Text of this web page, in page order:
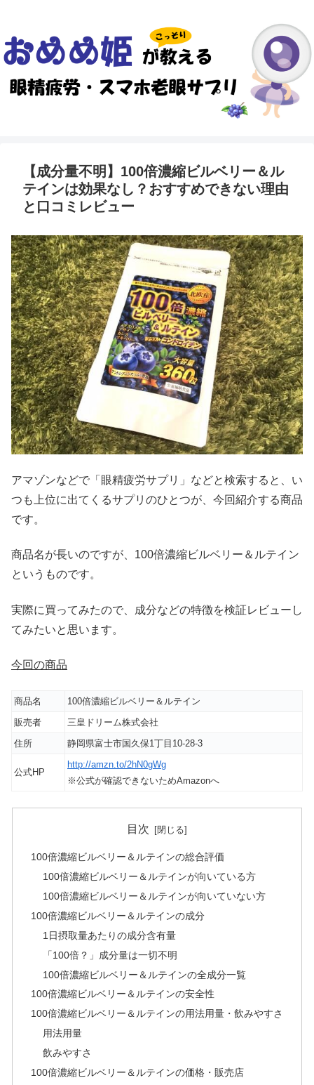
【成分量不明】100倍濃縮ビルベリー＆ル
テインは効果なし？おすすめできない理由
と口コミレビュー
アマゾンなどで「眼精疲労サプリ」などと検索すると、い
つも上位に出てくるサプリのひとつが、今回紹介する商品
です。
商品名が長いのですが、100倍濃縮ビルベリー＆ルテイン
というものです。
実際に買ってみたので、成分などの特徴を検証レビューし
てみたいと思います。
今回の商品
商品名
100倍濃縮ビルベリー＆ルテイン
販売者
三皇ドリーム株式会社
住所
静岡県富士市国久保1丁目10-28-3
公式HP
http://amzn.to/2hN0gWg
※公式が確認できないためAmazonへ
目次
100倍濃縮ビルベリー＆ルテインの総合評価
100倍濃縮ビルベリー＆ルテインが向いている方
100倍濃縮ビルベリー＆ルテインが向いていない方
100倍濃縮ビルベリー＆ルテインの成分
1日摂取量あたりの成分含有量
「100倍？」成分量は一切不明
100倍濃縮ビルベリー＆ルテインの全成分一覧
100倍濃縮ビルベリー＆ルテインの安全性
100倍濃縮ビルベリー＆ルテインの用法用量・飲みやすさ
用法用量
飲みやすさ
100倍濃縮ビルベリー＆ルテインの価格・販売店